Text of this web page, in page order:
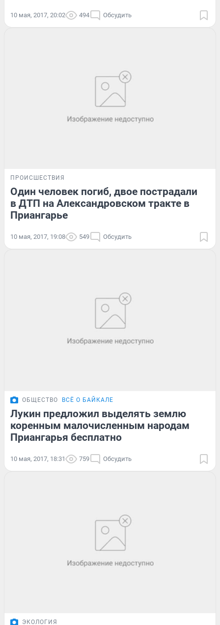
10 мая, 2017, 20:02 494 Обсудить
ПРОИСШЕСТВИЯ
Один человек погиб, двое пострадали
в ДТП на Александровском тракте в
Приангарье
10 мая, 2017, 19:08 549 Обсудить
ОБЩЕСТВО ВСЁ О БАЙКАЛЕ
Лукин предложил выделять землю
коренным малочисленным народам
Приангарья бесплатно
10 мая, 2017, 18:31 759 Обсудить
ЭКОЛОГИЯ